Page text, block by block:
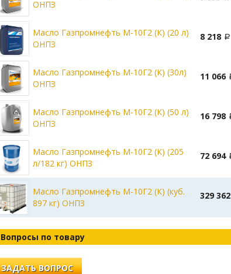
ОНПЗ
Масло Газпромнефть М-10Г2 (К) (20 л)
ОНПЗ
8 218
Масло Газпромнефть М-10Г2 (К) (30л)
ОНПЗ
11 066
Масло Газпромнефть М-10Г2 (К) (50 л)
ОНПЗ
16 798
Масло Газпромнефть М-10Г2 (К) (205
л/182 кг) ОНПЗ
72 694
Масло Газпромнефть М-10Г2 (К) (куб.
897 кг) ОНПЗ
329 362
Вопросы по товару
ЗАДАТЬ ВОПРОС